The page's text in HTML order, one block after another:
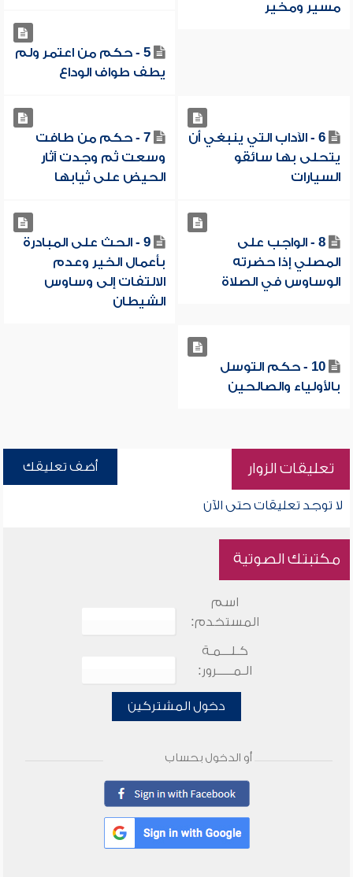
مسير ومخير
5 - حكم من اعتمر ولم
يطف طواف الوداع
6 - الآداب التي ينبغي أن
يتحلى بها سائقو
السيارات
7 - حكم من طافت
وسعت ثم وجدت آثار
الحيض على ثيابها
8 - الواجب على
المصلي إذا حضرته
الوساوس في الصلاة
9 - الحث على المبادرة
بأعمال الخير وعدم
الالتفات إلى وساوس
الشيطان
10 - حكم التوسل
بالأولياء والصالحين
تعليقات الزوار أضف تعليقك
لا توجد تعليقات حتى الآن
مكتبتك الصوتية
اسم
المستخدم:
كـلـــمـة
الـمـــــرور:
دخول المشتركين
أو الدخول بحساب